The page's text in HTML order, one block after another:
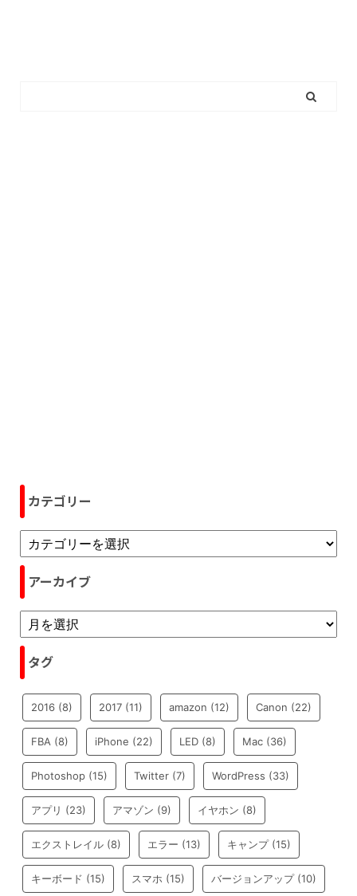
カテゴリー
アーカイブ
タグ
2016 (8) 2017 (11) amazon (12) Canon (22)
FBA (8) iPhone (22) LED (8) Mac (36)
Photoshop (15) Twitter (7) WordPress (33)
アプリ (23) アマゾン (9) イヤホン (8)
エクストレイル (8) エラー (13) キャンプ(15)
キーボード (15) スマホ (15) バージョンアップ(10)